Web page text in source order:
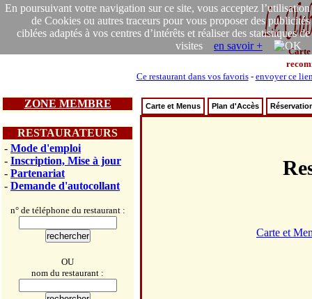
En poursuivant votre navigation sur ce site, vous acceptez l’utilisation
de Cookies ou autres traceurs pour vous proposer des publicités
ciblées adaptés à vos centres d’intérêts et réaliser des statistiques de
visites en savoir +
Carte
Ce restaurant dans vos favoris- envoyer ce
ZONE MEMBRE
RESTAURATEURS
- Mode d'emploi
- Inscription, Mise à jour
- Partenariat
- Demande d'autocollant
n° de téléphone du restaurant :
OU
nom du restaurant :
Carte et Menus Plan d'Accès
Carte et